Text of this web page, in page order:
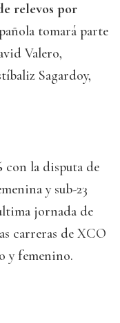
relevos por
tomará parte
Valero,
Sagardoy,
con la disputa de
y sub-23
jornada de
carreras de XCO
y femenino.